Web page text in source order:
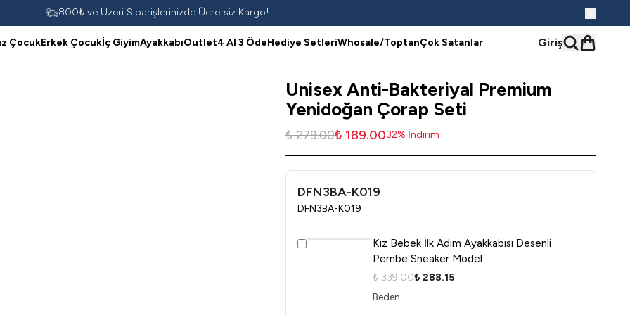
800₺ ve Üzeri Siparişlerinizde Ücretsiz Kargo!
ÇocukErkek Çocukİç GiyimAyakkabıOutlet4 Al 3 ÖdeHediye SetleriWhosale/ToptanÇok Satanlar Giriş
Unisex Anti-Bakteriyal Premium
Yenidoğan Çorap Seti
₺ 279.00₺ 189.0032% İndirim
DFN3BA-K019
DFN3BA-K019
Kız Bebek İlk Adım Ayakkabısı Desenli
Pembe Sneaker Model
₺ 339.00₺ 288.15
Beden